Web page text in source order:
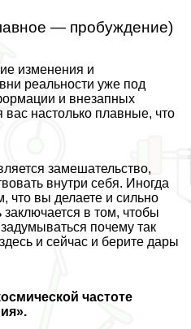
— пробуждение)
изменения и
реальности уже под
и внезапных
настолько плавные, что
замешательство,
внутри себя. Иногда
что вы делаете и сильно
в том, чтобы
почему так
и сейчас и берите дары
частоте